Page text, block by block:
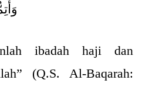
ibadah haji dan
(Q.S. Al-Baqarah: